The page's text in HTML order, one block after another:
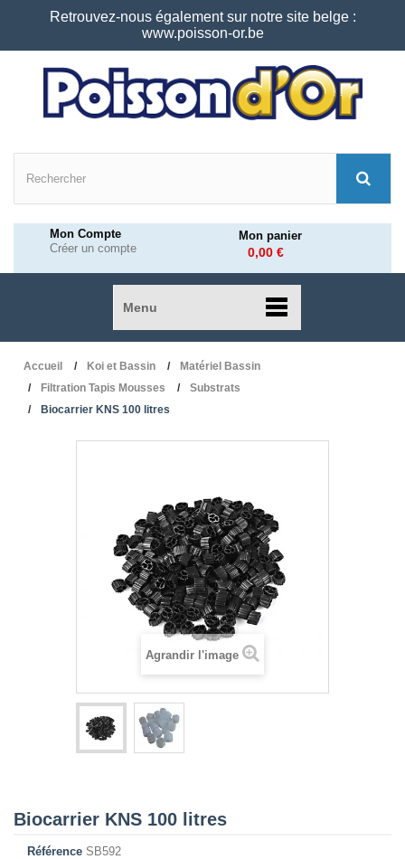
Retrouvez-nous également sur notre site belge :
www.poisson-or.be
Mon Compte
Créer un compte
Mon panier
0,00 €
Menu
Accueil Koi et Bassin
Matériel Bassin
Filtration Tapis Mousses
Substrats
Biocarrier KNS 100 litres
Agrandir l'image
Biocarrier KNS 100 litres
Référence SB592